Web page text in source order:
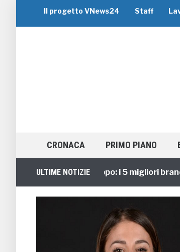
Il progetto VNews24 Staff
CRONACA PRIMO PIANO
ULTIME NOTIZIE
Viaggi di Gruppo: i 5 migliori brand